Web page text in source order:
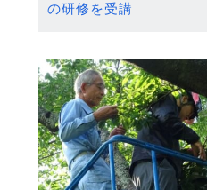
の研修を受講